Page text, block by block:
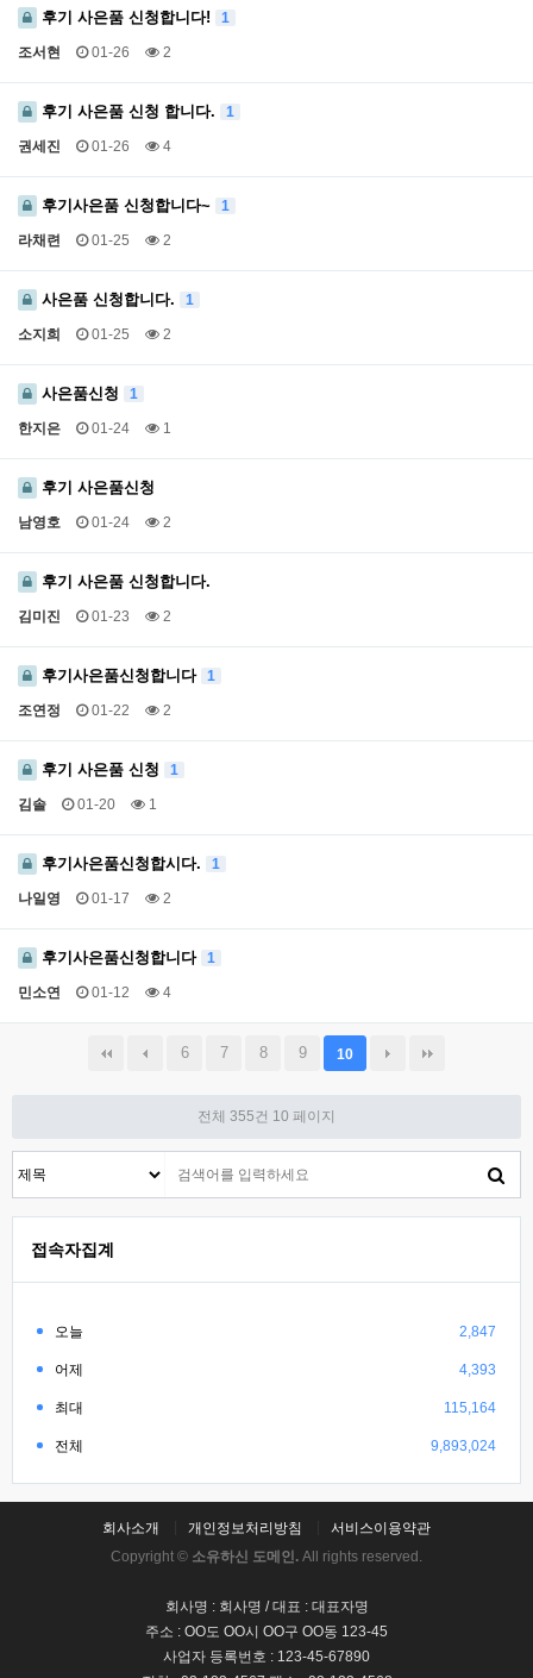
후기 사은품 신청합니다! 1
조서현 01-26 2
후기 사은품 신청 합니다. 1
권세진 01-26 4
후기사은품 신청합니다~ 1
라채련 01-25 2
사은품 신청합니다. 1
소지희 01-25 2
사은품신청 1
한지은 01-24 1
후기 사은품신청
남영호 01-24 2
후기 사은품 신청합니다.
김미진 01-23 2
후기사은품신청합니다 1
조연정 01-22 2
후기 사은품 신청 1
김솔 01-20 1
후기사은품신청합시다. 1
나일영 01-17 2
후기사은품신청합니다 1
민소연 01-12 4
6 7 8 9 10
전체 355건 10 페이지
접속자집계
오늘 2,847
어제 4,393
최대 115,164
전체 9,893,024
회사소개 개인정보처리방침
서비스이용약관
Copyright © 소유하신 도메인. All rights reserved.
회사명 : 회사명 / 대표 : 대표자명
주소 : OO도 OO시 OO구 OO동 123-45
사업자 등록번호 : 123-45-67890